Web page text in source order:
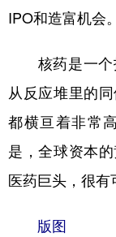
IPO和造富机会。
核药是一个
从反应堆里的
都横亘着非常
是，全球资本
医药巨头，很有
版图